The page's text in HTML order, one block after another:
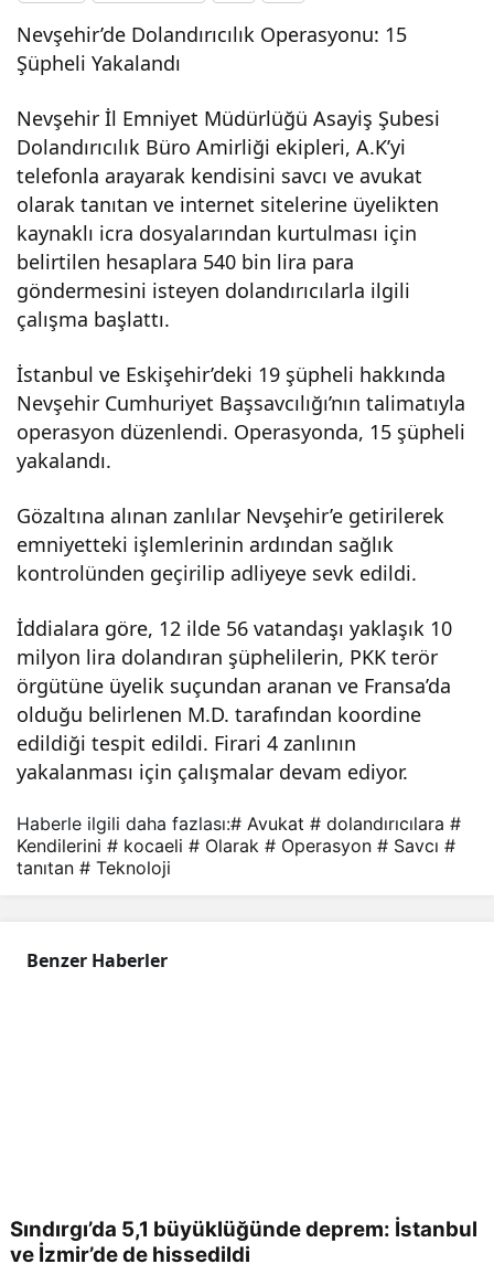
Nevşehir’de Dolandırıcılık Operasyonu: 15
Şüpheli Yakalandı
Nevşehir İl Emniyet Müdürlüğü Asayiş Şubesi
Dolandırıcılık Büro Amirliği ekipleri, A.K’yi
telefonla arayarak kendisini savcı ve avukat
olarak tanıtan ve internet sitelerine üyelikten
kaynaklı icra dosyalarından kurtulması için
belirtilen hesaplara 540 bin lira para
göndermesini isteyen dolandırıcılarla ilgili
çalışma başlattı.
İstanbul ve Eskişehir’deki 19 şüpheli hakkında
Nevşehir Cumhuriyet Başsavcılığı’nın talimatıyla
operasyon düzenlendi. Operasyonda, 15 şüpheli
yakalandı.
Gözaltına alınan zanlılar Nevşehir’e getirilerek
emniyetteki işlemlerinin ardından sağlık
kontrolünden geçirilip adliyeye sevk edildi.
İddialara göre, 12 ilde 56 vatandaşı yaklaşık 10
milyon lira dolandıran şüphelilerin, PKK terör
örgütüne üyelik suçundan aranan ve Fransa’da
olduğu belirlenen M.D. tarafından koordine
edildiği tespit edildi. Firari 4 zanlının
yakalanması için çalışmalar devam ediyor.
ak
tanı
tan
dola
ndırı
cılar
a
rasy
Haberle ilgili daha fazlası:# Avukat # dolandırıcılara #
Kendilerini # kocaeli # Olarak # Operasyon # Savcı #
tanıtan # Teknoloji
Benzer Haberler
Sındırgı’da 5,1 büyüklüğünde deprem: İstanbul
ve İzmir’de de hissedildi